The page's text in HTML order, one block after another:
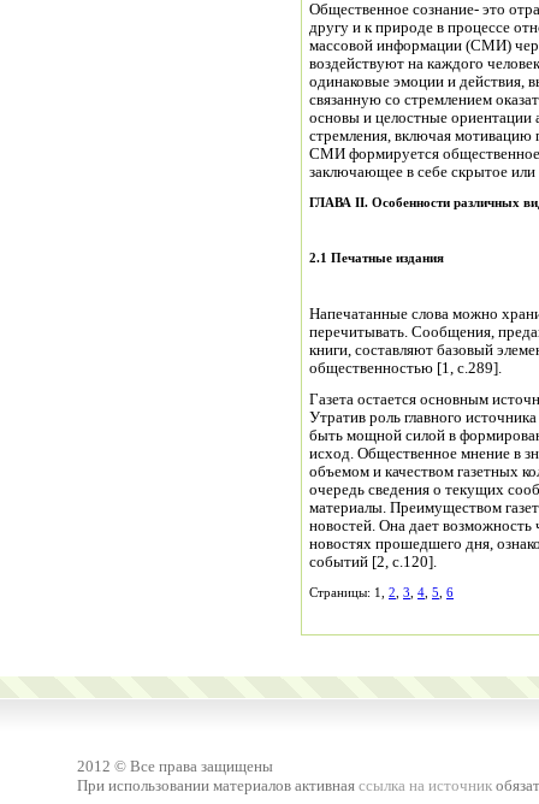
Общественное сознание- это
другу и к природе в процессе
массовой информации (СМИ)
воздействуют на каждого
одинаковые эмоции и действия,
связанную со стремлением
основы и целостные ориентации
стремления, включая мотивацию
СМИ формируется общественное
заключающее в себе скрытое
ГЛАВА II. Особенности различных
2.1 Печатные издания
Напечатанные слова можно
перечитывать. Сообщения,
книги, составляют базовый
общественностью [1, с.289].
Газета остается основным
Утратив роль главного
быть мощной силой в
исход. Общественное мнение в
объемом и качеством газетных
очередь сведения о текущих
материалы. Преимуществом
новостей. Она дает
новостях прошедшего дня,
событий [2, с.120].
Страницы: 1, 2 3 4 5 6
2012 © Все права защищены
При использовании материалов активная ссылка на источник